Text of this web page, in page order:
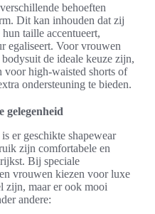
behoeften
Dit kan inhouden dat zij
taille accentueert,
egaliseert. Voor vrouwen
de ideale keuze zijn,
voor high-waisted shorts of
ondersteuning te bieden.
gelegenheid
er geschikte shapewear
zijn comfortabele en
Bij speciale
vrouwen kiezen voor luxe
zijn, maar er ook mooi
andere: